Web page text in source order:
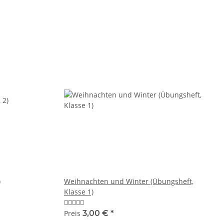
Weihnachten und Winter (Übungsheft,
Klasse 1)
Preis 3,00 € *